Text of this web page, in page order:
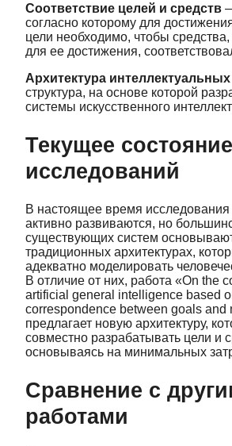
Соответствие целей и средств
согласно которому для
цели необходимо, чтобы
для ее достижения,
Архитектура
структура, на основе которой
системы искусственного
Текущее состояние
исследований
В настоящее время исследования
активно развиваются, но
существующих систем
традиционных архитектурах,
адекватно моделировать
В отличие от них, работа «On the
artificial general intelligence based
correspondence between goals and
предлагает новую архитектуру,
совместно разрабатывать цели и
основываясь на минимальных
Сравнение с
работами